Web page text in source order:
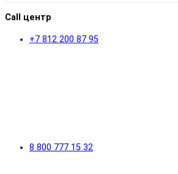
Call центр
+7 812 200 87 95
8 800 777 15 32